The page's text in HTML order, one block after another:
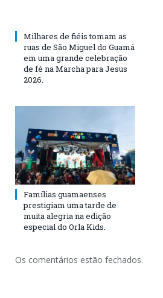
Milhares de fiéis tomam as
ruas de São Miguel do Guamá
em uma grande celebração
de fé na Marcha para Jesus
2026.
Famílias guamaenses
prestigiam uma tarde de
muita alegria na edição
especial do Orla Kids.
Os comentários estão fechados.